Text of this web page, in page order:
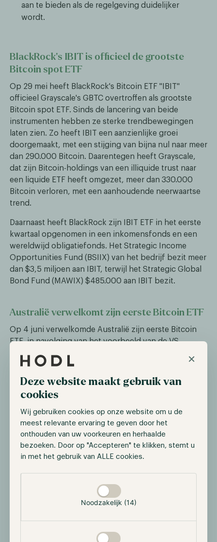
×
Deze website maakt gebruik van
cookies
Wij gebruiken cookies op onze website om u de
meest relevante ervaring te geven door het
onthouden van uw voorkeuren en herhaalde
bezoeken. Door op "Accepteren" te klikken, stemt u
in met het gebruik van ALLE cookies.
Noodzakelijk (14)
aan te bieden als de regelgeving duidelijker
wordt.
BlackRock's IBIT is officieel de grootste
Bitcoin spot ETF
Op 29 mei heeft BlackRock's Bitcoin ETF "IBIT"
officieel Grayscale's GBTC overtroffen als grootste
Bitcoin spot ETF. Sinds de lancering van beide
instrumenten hebben ze sterke trendbewegingen
laten zien. Zo heeft IBIT een aanzienlijke groei
doorgemaakt, met een stijging van bijna nul naar meer
dan 290.000 Bitcoin. Daarentegen heeft Grayscale,
dat zijn Bitcoin-holdings van een illiquide trust naar
een liquide ETF heeft omgezet, meer dan 330.000
Bitcoin verloren, met een aanhoudende neerwaartse
trend.
Daarnaast heeft BlackRock zijn IBIT ETF in het eerste
kwartaal opgenomen in een inkomensfonds en een
wereldwijd obligatiefonds. Het Strategic Income
Opportunities Fund (BSIIX) van het bedrijf bezit meer
dan $3,5 miljoen aan IBIT, terwijl het Strategic Global
Bond Fund (MAWIX) $485.000 aan IBIT bezit.
Australië verwelkomt zijn eerste Bitcoin ETF
Op 4 juni verwelkomde Australië zijn eerste Bitcoin
ETF, in navolging van het voorbeeld van de VS.
is deze ETF nu beschikbaar op Cboe Australia. De
traditionele beurs bood al twee beursgenoteerde
producten aan die blootstelling gaven aan andere
spot cryptocurrencies, maar geen van deze hield
direct Bitcoin aan. Ondanks dat de lancering niet veel
aandacht trok van marktdeelnemers, markeert het een
belangrijke ontwikkeling omdat steeds meer
traditionele beurzen deze producten geleidelijk
toestaan. Aan het einde van de handelsdag had de
AUD, wat neerkomt op ongeveer 142.000 USD.
De realiteit van een Ether spot ETF komt